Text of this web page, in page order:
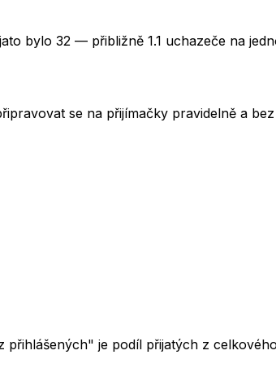
bylo 32 — přibližně 1.1 uchazeče na
se na přijímačky pravidelně a
přihlášených" je podíl přijatých z